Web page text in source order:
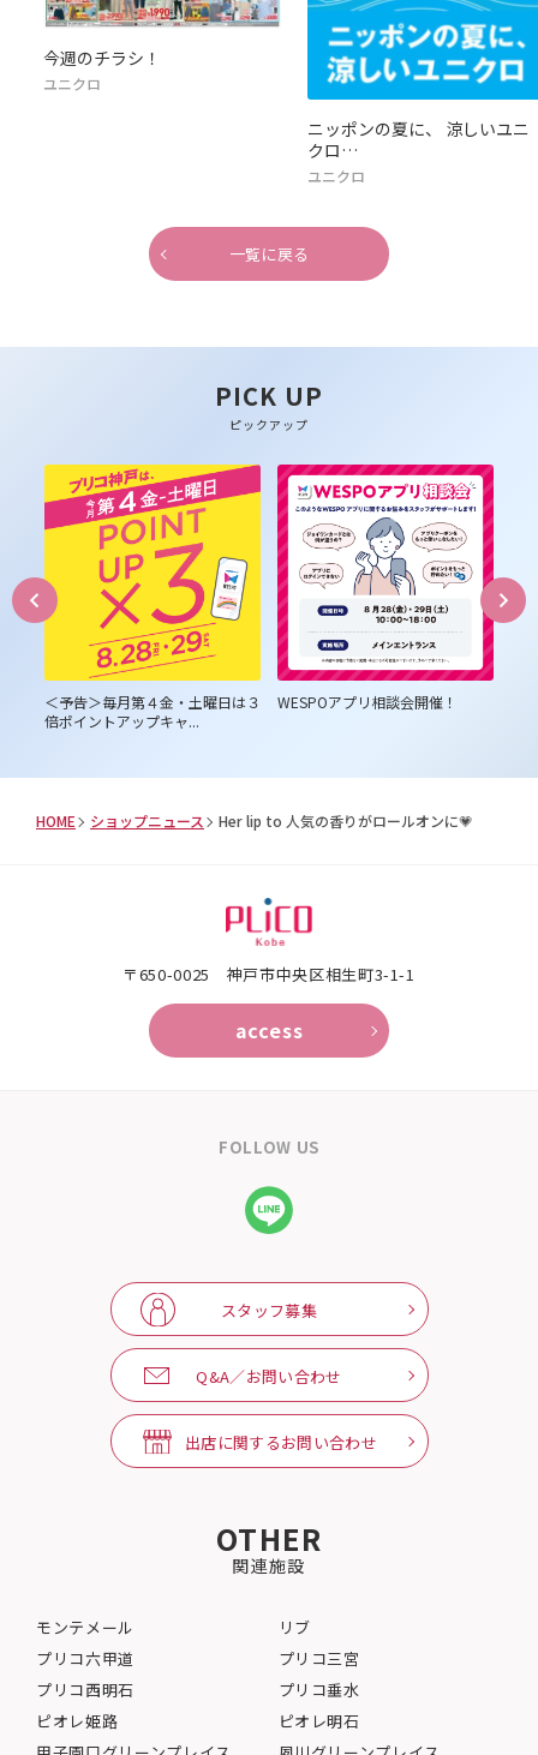
今週のチラシ！
ユニクロ
ニッポンの夏に、 涼しいユニ
クロ…
ユニクロ
一覧に戻る
PICK UP
ピックアップ
＜予告＞毎月第４金・土曜日は３
倍ポイントアップキャ...
WESPOアプリ相談会開催！
HOME ショップニュース Her lip to 人気の香りがロールオンに💗
〒650-0025 神⼾市中央区相⽣町3-1-1
access
FOLLOW US
スタッフ募集
Q&A／お問い合わせ
出店に関するお問い合わせ
OTHER
関連施設
モンテメール
リブ
プリコ六甲道
プリコ三宮
プリコ西明石
プリコ垂水
ピオレ姫路
ピオレ明石